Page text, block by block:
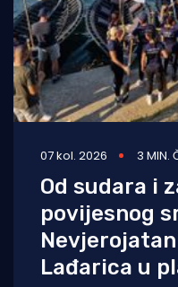
07 kol. 2026 3 MIN.
Od sudara i
povijesnog
Lađarica u